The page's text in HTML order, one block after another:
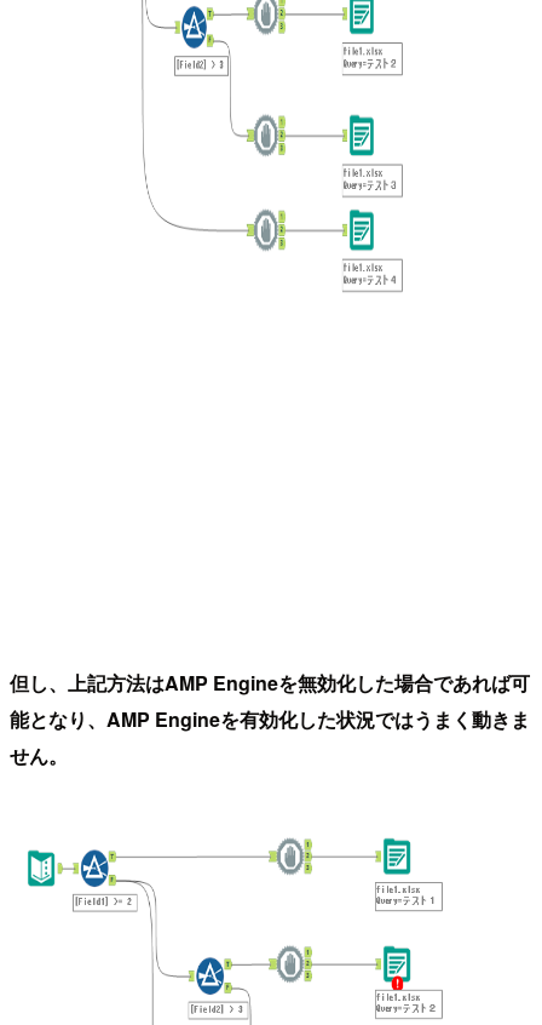
但し、上記方法はAMP Engineを無効化した場合であれば可
能となり、AMP Engineを有効化した状況ではうまく動きま
せん。